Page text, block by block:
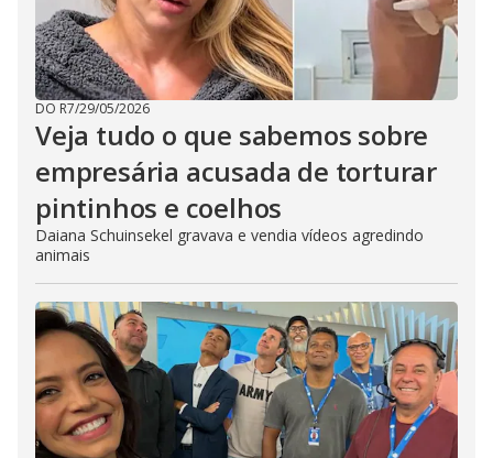
DO R7/29/05/2026
Veja tudo o que sabemos sobre
empresária acusada de torturar
pintinhos e coelhos
Daiana Schuinsekel gravava e vendia vídeos agredindo
animais